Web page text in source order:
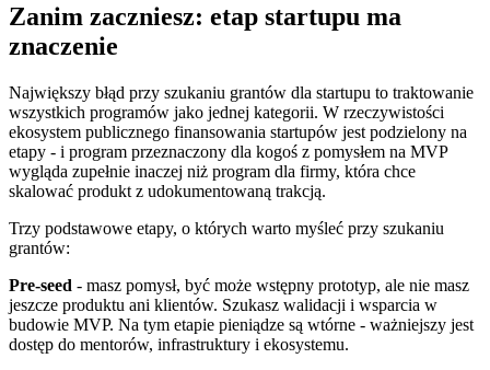
Zanim zaczniesz: etap startupu ma
znaczenie
Największy błąd przy szukaniu grantów dla startupu to traktowanie
wszystkich programów jako jednej kategorii. W rzeczywistości
ekosystem publicznego finansowania startupów jest podzielony na
etapy - i program przeznaczony dla kogoś z pomysłem na MVP
wygląda zupełnie inaczej niż program dla firmy, która chce
skalować produkt z udokumentowaną trakcją.
Trzy podstawowe etapy, o których warto myśleć przy szukaniu
grantów:
Pre-seed - masz pomysł, być może wstępny prototyp, ale nie masz
jeszcze produktu ani klientów. Szukasz walidacji i wsparcia w
budowie MVP. Na tym etapie pieniądze są wtórne - ważniejszy jest
dostęp do mentorów, infrastruktury i ekosystemu.